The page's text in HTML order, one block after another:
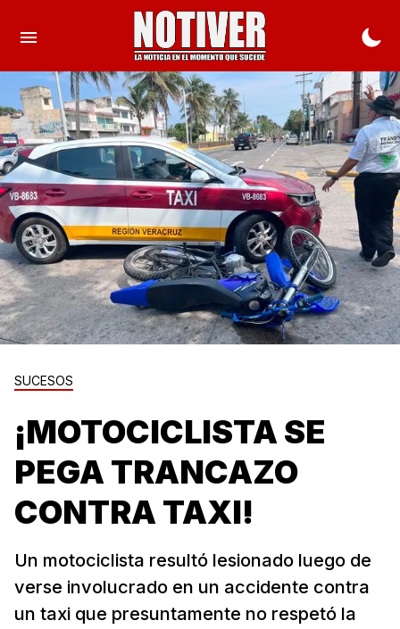
SUCESOS
¡MOTOCICLISTA SE
PEGA TRANCAZO
CONTRA TAXI!
Un motociclista resultó lesionado luego de
verse involucrado en un accidente contra
un taxi que presuntamente no respetó la